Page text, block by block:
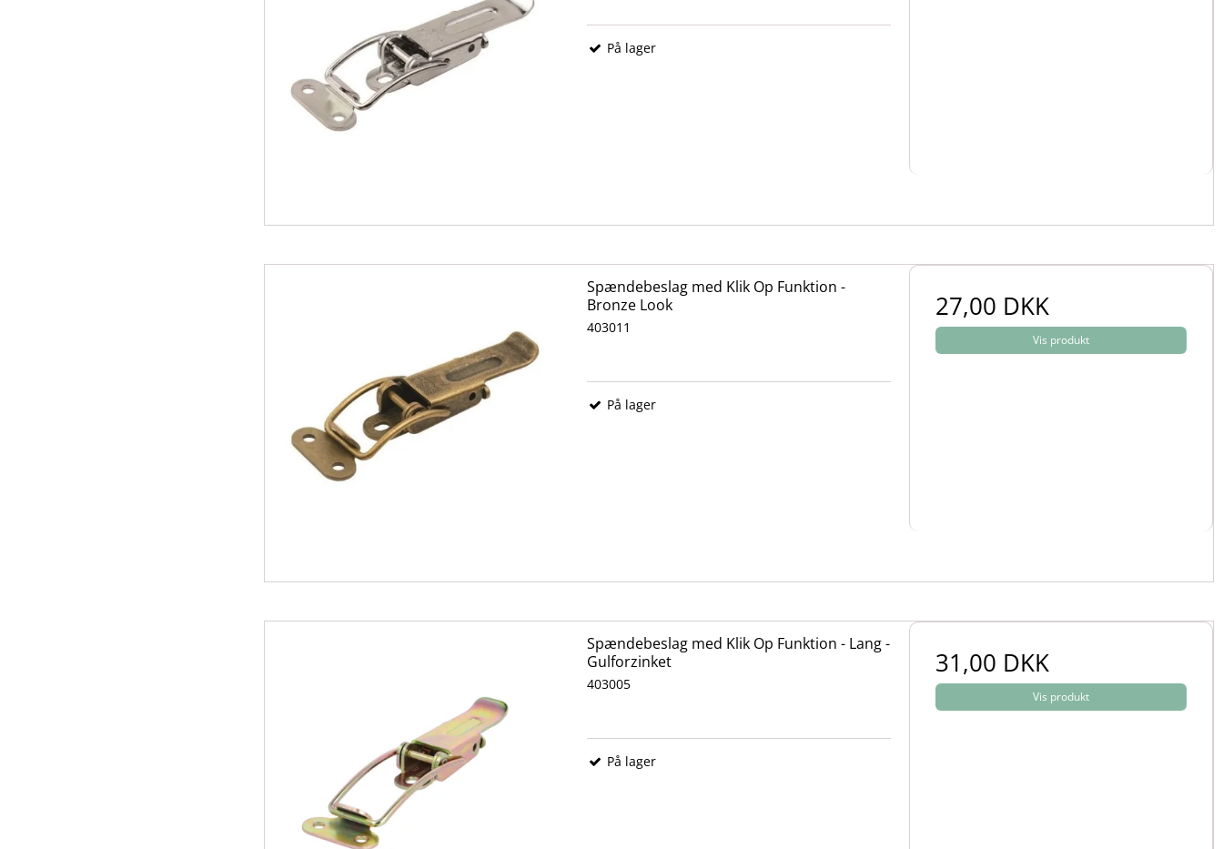
På lager
Spændebeslag med Klik Op Funktion -
Bronze Look
403011
På lager
27,00 DKK
Vis produkt
Spændebeslag med Klik Op Funktion - Lang -
Gulforzinket
403005
På lager
31,00 DKK
Vis produkt